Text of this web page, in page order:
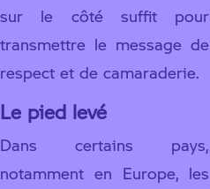
sur le côté suffit pour
transmettre le message de
respect et de camaraderie.
Le pied levé
Dans certains pays,
notamment en Europe, les